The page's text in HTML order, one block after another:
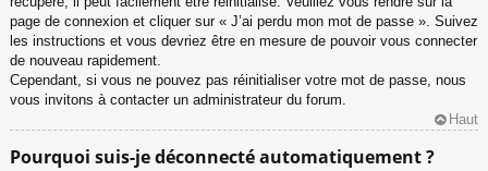
page de connexion et cliquer sur « J’ai perdu mon mot de passe ». Suivez
les instructions et vous devriez être en mesure de pouvoir vous connecter
de nouveau rapidement.
Cependant, si vous ne pouvez pas réinitialiser votre mot de passe, nous
vous invitons à contacter un administrateur du forum.
Haut
Pourquoi suis-je déconnecté automatiquement ?